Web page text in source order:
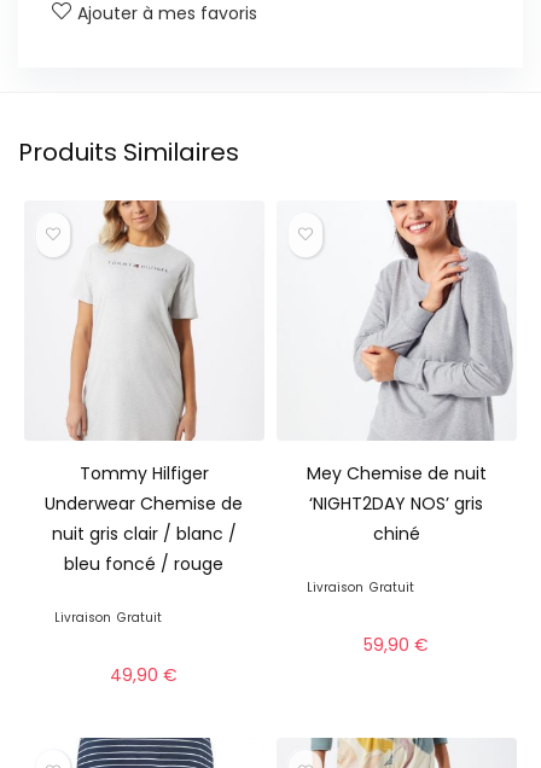
Ajouter à mes favoris
Produits Similaires
Tommy Hilfiger
Underwear Chemise de
nuit gris clair / blanc /
bleu foncé / rouge
Livraison Gratuit
49,90€
Mey Chemise de nuit
‘NIGHT2DAY NOS’ gris
chiné
Livraison Gratuit
59,90€